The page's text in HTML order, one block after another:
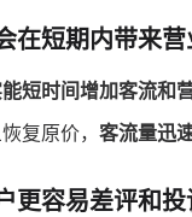
在短期内带来营
短时间增加客流和
复原价， 客流量迅
更容易差评和投